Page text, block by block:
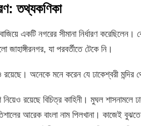
তথ্যকণিকা
একটি নগরের সীমানা নির্ধারণ
জাহাঙ্গীরনগর, যা পরবর্তীতে টেকে নি।
রয়েছে। অনেকে মনে করেন যে ঢাকেশ্বরী মন্দির
রয়েছে বিচিত্র কাহিনী। মুঘল শাসনামলে
আরেক বাংলা নাম পিলখানা। কাজেই